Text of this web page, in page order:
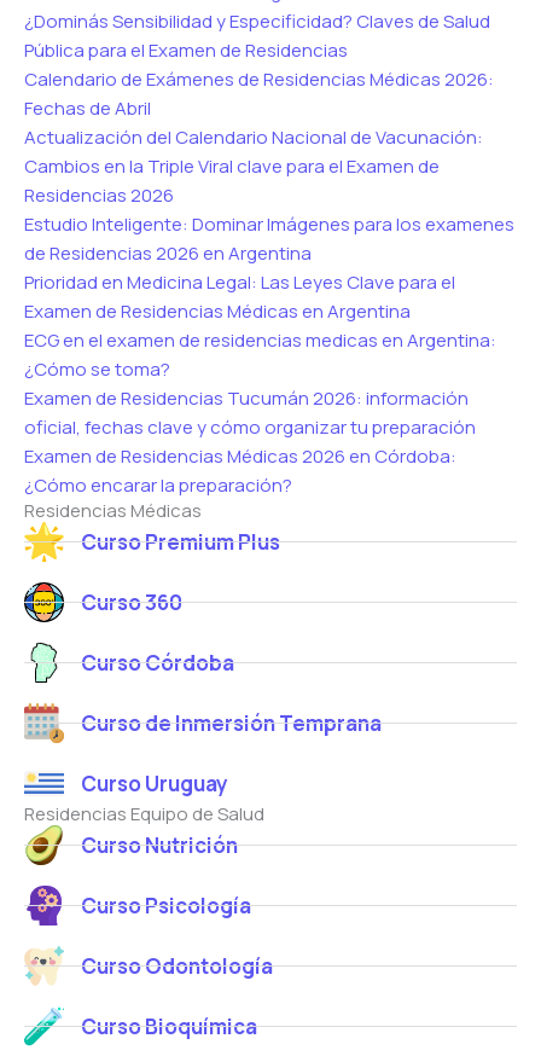
¿Dominás Sensibilidad y Especificidad? Claves de Salud
Pública para el Examen de Residencias
Calendario de Exámenes de Residencias Médicas 2026:
Fechas de Abril
Actualización del Calendario Nacional de Vacunación:
Cambios en la Triple Viral clave para el Examen de
Residencias 2026
Estudio Inteligente: Dominar Imágenes para los examenes
de Residencias 2026 en Argentina
Prioridad en Medicina Legal: Las Leyes Clave para el
Examen de Residencias Médicas en Argentina
ECG en el examen de residencias medicas en Argentina:
¿Cómo se toma?
Examen de Residencias Tucumán 2026: información
oficial, fechas clave y cómo organizar tu preparación
Examen de Residencias Médicas 2026 en Córdoba:
¿Cómo encarar la preparación?
Residencias Médicas
Curso Premium Plus
Curso 360
Curso Córdoba
Curso de Inmersión Temprana
Curso Uruguay
Residencias Equipo de Salud
Curso Nutrición
Curso Psicología
Curso Odontología
Curso Bioquímica